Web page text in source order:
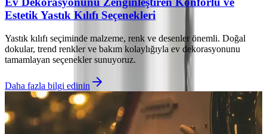
Estetik Yastık Kılıfı Seçenekleri
Yastık kılıfı seçiminde malzeme, renk ve desenler önemli. Doğal
dokular, trend renkler ve bakım kolaylığıyla ev dekorasyonunu
tamamlayan seçenekler sunuyoruz.
Daha fazla bilgi edinin